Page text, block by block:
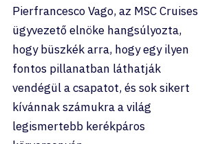
Pierfrancesco Vago, az MSC Cruises
ügyvezető elnöke hangsúlyozta,
hogy büszkék arra, hogy egy ilyen
fontos pillanatban láthatják
vendégül a csapatot, és sok sikert
kívánnak számukra a világ
legismertebb kerékpáros